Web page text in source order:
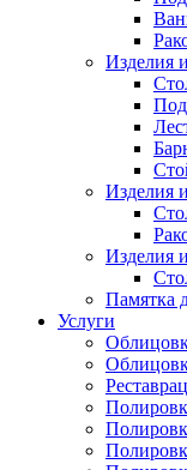
Изделия
Изделия
Изделия
Памятка
Услуги